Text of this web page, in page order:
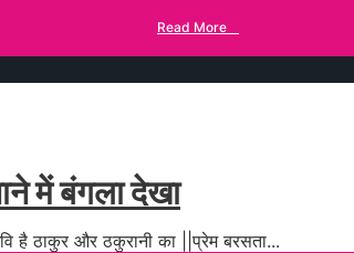
Read More
में बंगला देखा
है ठाकुर और ठकुरानी का ||प्रेम बरसता...